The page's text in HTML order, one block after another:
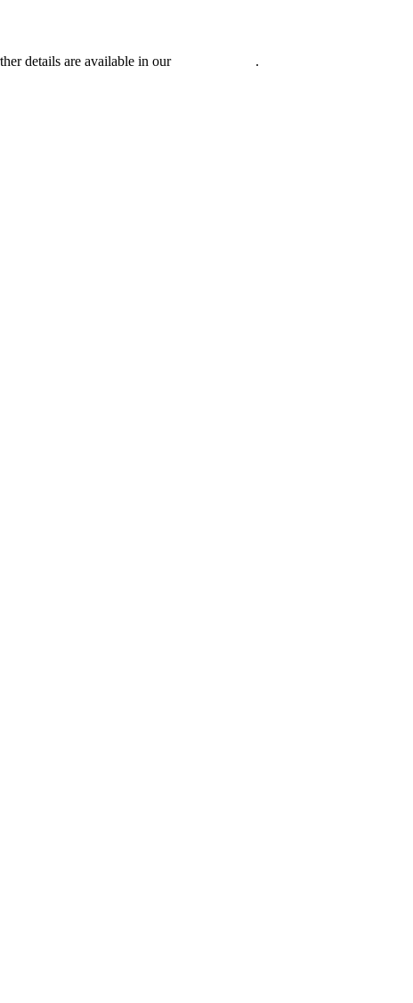
details are available in our .